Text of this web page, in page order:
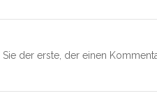
Sie der erste, der einen